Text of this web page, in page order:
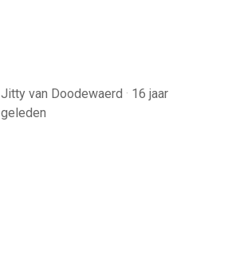
Jitty van Doodewaerd · 16 jaar
geleden